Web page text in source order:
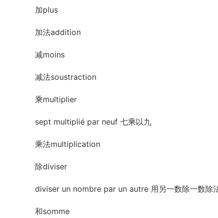
加plus
加法addition
减moins
减法soustraction
乘multiplier
sept multiplié par neuf 七乘以九
乘法multiplication
除diviser
diviser un nombre par un autre 用另一数除一数除
和somme